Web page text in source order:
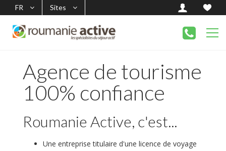
FR Sites
Agence de tourisme
100% confiance
Roumanie Active, c'est...
Une entreprise titulaire d'une licence de voyage